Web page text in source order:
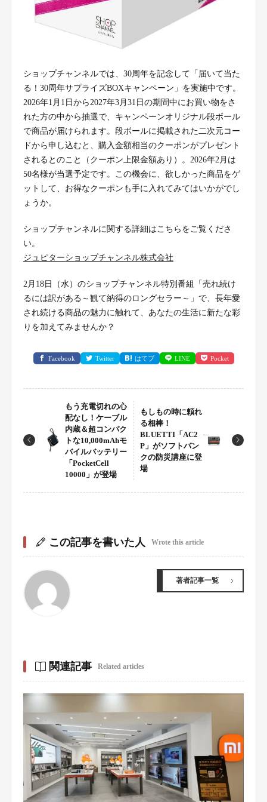
ショップチャンネルでは、30周年を記念して「届いて当た
る！30周年サプライズBOXキャンペーン」を実施中です。
2026年1月1日から2027年3月31日の期間中にお買い物をさ
れた方の中から抽選で、キャンペーンオリジナル段ボール
で商品が届けられます。段ボールに掲載された二次元コー
ドから申し込むと、購入金額相当のクーポンがプレゼント
されるとのこと（クーポン上限金額あり）。2026年2月は
50名様が当選予定です。この機会に、欲しかった商品をゲ
ットして、お得なクーポンも手に入れてみてはいかがでし
ょうか。
ショップチャンネルに関する詳細はこちらをご覧くださ
い。
ジュピターショップチャンネル株式会社
2月18日（水）のショップチャンネル特別番組「売れ続け
るには訳がある～観て納得のロングセラー～」で、長年愛
され続ける商品の魅力に触れて、あなたの生活に新たな彩
りを加えてみませんか？
Facebook Twitter はてブ LINE Pocket
もう充電切れの心
配なし！ケーブル
内蔵＆超コンパク
トな10,000mAhモ
バイルバッテリー
「PocketCell
10000」が登場
もしもの時に頼れ
る相棒！
BLUETTI「AC2
P」がソフトバン
クの防災講座に登
場
この記事を書いた人 Wrote this article
著者記事一覧
関連記事 Related articles